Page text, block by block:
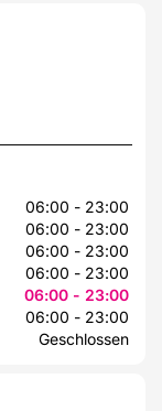
06:00 - 23:00
06:00 - 23:00
06:00 - 23:00
06:00 - 23:00
06:00 - 23:00
06:00 - 23:00
Geschlossen